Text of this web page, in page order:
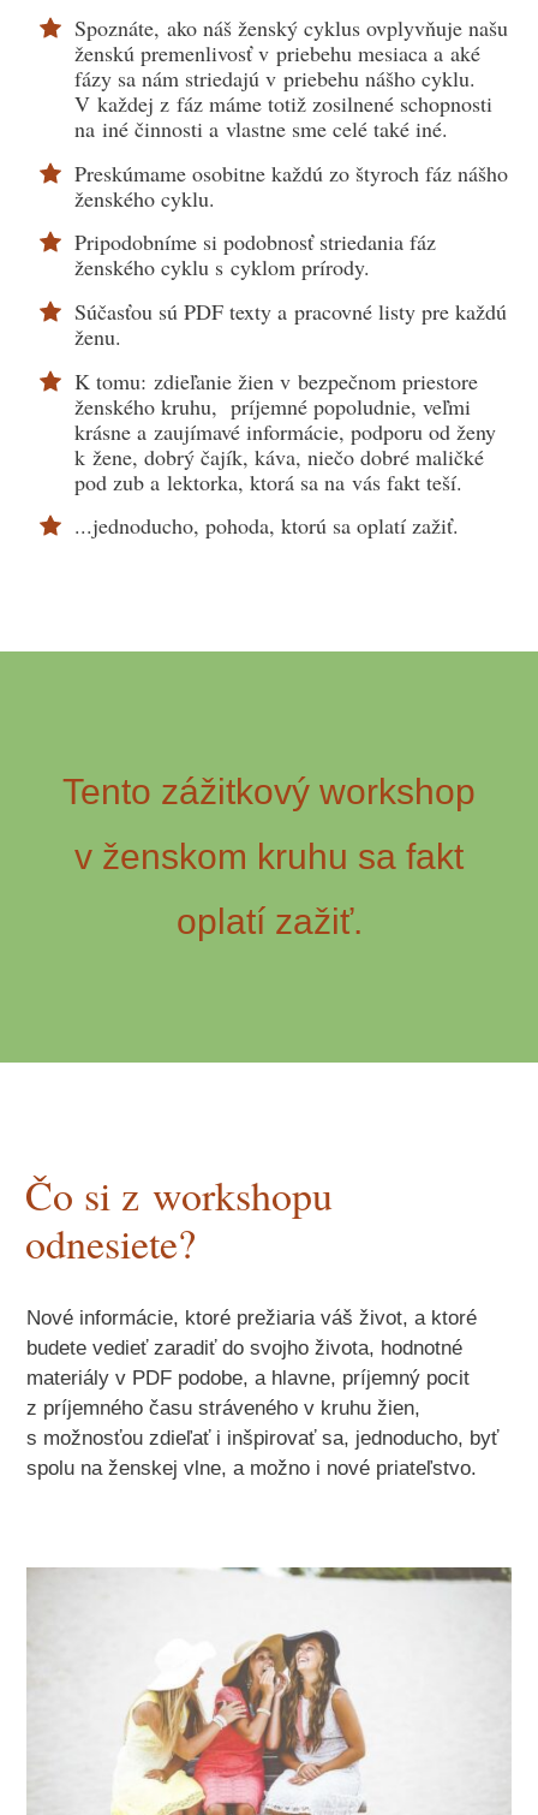
Spoznáte, ako náš ženský cyklus ovplyvňuje našu
ženskú premenlivosť v priebehu mesiaca a aké
fázy sa nám striedajú v priebehu nášho cyklu.
V každej z fáz máme totiž zosilnené schopnosti
na iné činnosti a vlastne sme celé také iné.
Preskúmame osobitne každú zo štyroch fáz nášho
ženského cyklu.
Pripodobníme si podobnosť striedania fáz
ženského cyklu s cyklom prírody.
Súčasťou sú PDF texty a pracovné listy pre každú
ženu.
K tomu: zdieľanie žien v bezpečnom priestore
ženského kruhu, príjemné popoludnie, veľmi
krásne a zaujímavé informácie, podporu od ženy
k žene, dobrý čajík, káva, niečo dobré maličké
pod zub a lektorka, ktorá sa na vás fakt teší.
...jednoducho, pohoda, ktorú sa oplatí zažiť.
Tento zážitkový workshop
v ženskom kruhu sa fakt
oplatí zažiť.
Čo si z workshopu
odnesiete?
Nové informácie, ktoré prežiaria váš život, a ktoré
budete vedieť zaradiť do svojho života, hodnotné
materiály v PDF podobe, a hlavne, príjemný pocit
z príjemného času stráveného v kruhu žien,
s možnosťou zdieľať i inšpirovať sa, jednoducho, byť
spolu na ženskej vlne, a možno i nové priateľstvo.